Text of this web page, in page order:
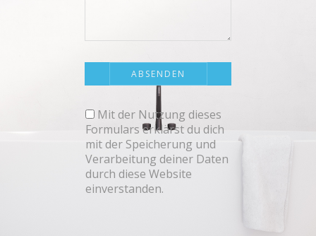
Mit der Nutzung dieses
Formulars erklärst du dich
mit der Speicherung und
Verarbeitung deiner Daten
durch diese Website
einverstanden.